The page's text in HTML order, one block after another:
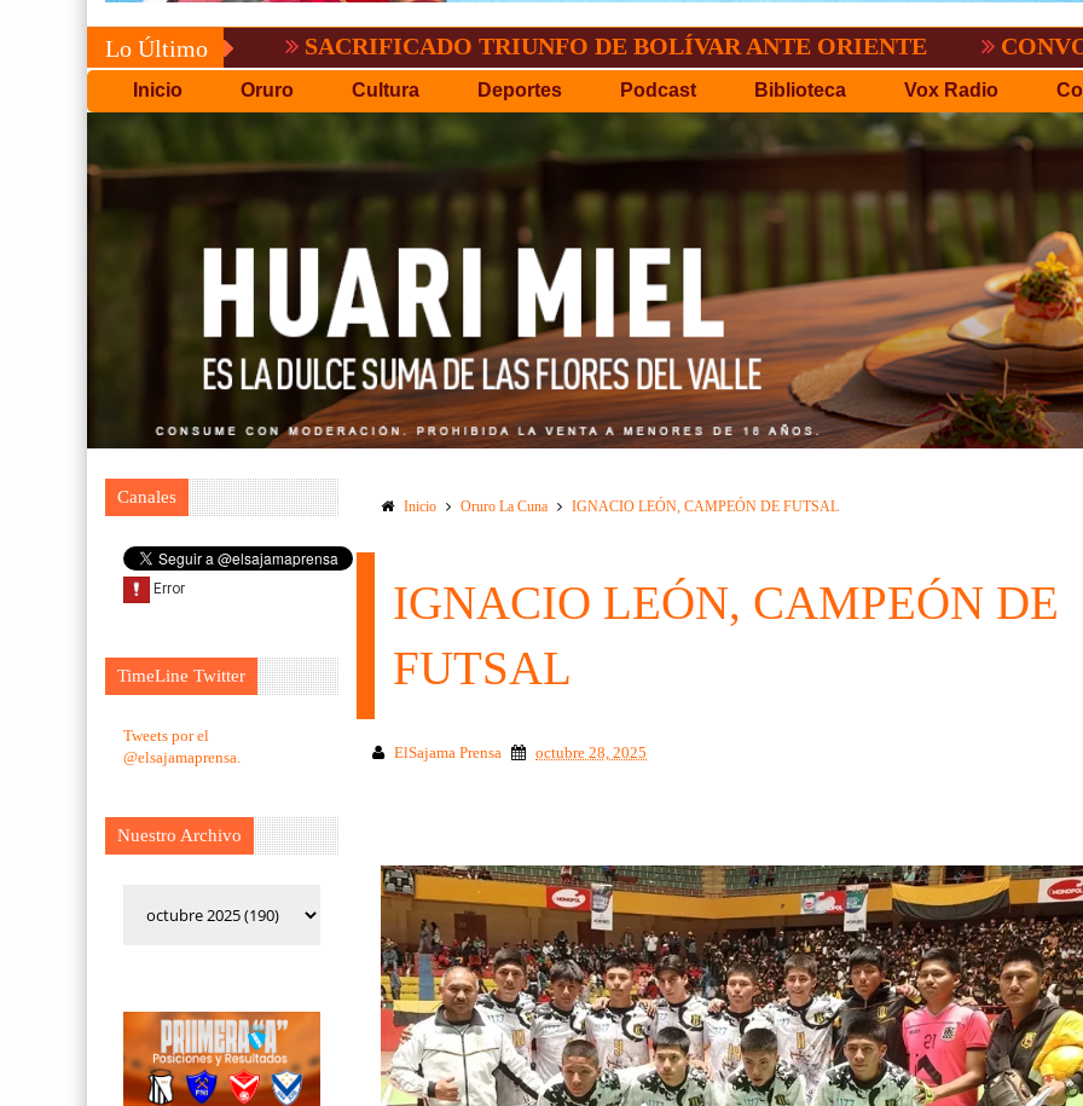
Lo ÚltimoSACRIFICADO TRIUNFO DE BOLÍVAR ANTE ORIENTE CONVOCATORIA
Inicio Oruro Cultura Deportes Podcast Biblioteca Vox Radio
Canales
TimeLine Twitter
Tweets por el
@elsajamaprensa.
Nuestro Archivo
Inicio Oruro La Cuna IGNACIO LEÓN, CAMPEÓN DE FUTSAL
IGNACIO LEÓN, CAMPEÓN DE
FUTSAL
ElSajama Prensa octubre 28, 2025